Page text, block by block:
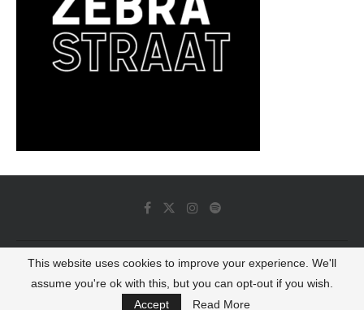
© 2022 - Luminous Dash All Rights Reserved
BACK TO TOP
This website uses cookies to improve your experience. We'll
assume you're ok with this, but you can opt-out if you wish.
Accept
Read More